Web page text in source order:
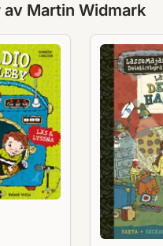
av Martin Widmark